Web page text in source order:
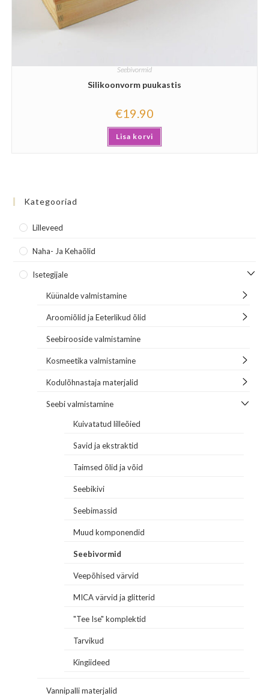
Seebivormid
Silikoonvorm puukastis
€19.90
Lisa korvi
Kategooriad
Lilleveed
Naha- Ja Kehaõlid
Isetegijale
Küünalde valmistamine
Aroomiõlid ja Eeterlikud õlid
Seebirooside valmistamine
Kosmeetika valmistamine
Kodulõhnastaja materjalid
Seebi valmistamine
Kuivatatud lilleõied
Savid ja ekstraktid
Taimsed õlid ja võid
Seebikivi
Seebimassid
Muud komponendid
Seebivormid
Veepõhised värvid
MICA värvid ja glitterid
"Tee Ise" komplektid
Tarvikud
Kingiideed
Vannipalli materjalid